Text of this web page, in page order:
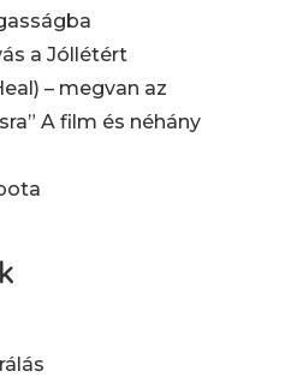
a Jóllétért
– megvan az
A film és néhány